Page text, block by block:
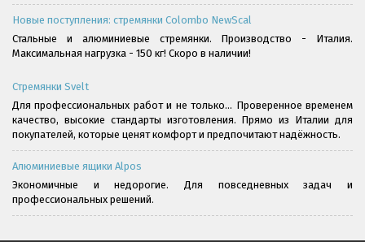
Новые поступления: стремянки Colombo NewScal
Стальные и алюминиевые стремянки. Производство - Италия.
Максимальная нагрузка - 150 кг! Скоро в наличии!
Стремянки Svelt
Для профессиональных работ и не только... Проверенное временем
качество, высокие стандарты изготовления. Прямо из Италии для
покупателей, которые ценят комфорт и предпочитают надёжность.
Алюминиевые ящики Alpos
Экономичные и недорогие. Для повседневных задач и
профессиональных решений.